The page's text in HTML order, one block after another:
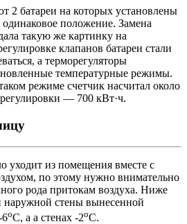
2 батареи на которых установлены
одинаковое положение. Замена
такую же картинку на
клапанов батареи стали
а терморегуляторы
температурные режимы.
режиме счетчик насчитал около
— 700 кВт·ч.
уходит из помещения вместе с
по этому нужно внимательно
рода притокам воздуха. Ниже
стены вынесенной
оС, а а стенах -2оС.